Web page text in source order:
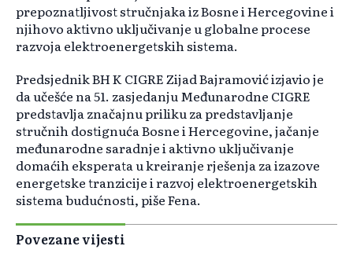
prepoznatljivost stručnjaka iz Bosne i Hercegovine i
njihovo aktivno uključivanje u globalne procese
razvoja elektroenergetskih sistema.
Predsjednik BH K CIGRE Zijad Bajramović izjavio je
da učešće na 51. zasjedanju Međunarodne CIGRE
predstavlja značajnu priliku za predstavljanje
stručnih dostignuća Bosne i Hercegovine, jačanje
međunarodne saradnje i aktivno uključivanje
domaćih eksperata u kreiranje rješenja za izazove
energetske tranzicije i razvoj elektroenergetskih
sistema budućnosti, piše Fena.
Povezane vijesti